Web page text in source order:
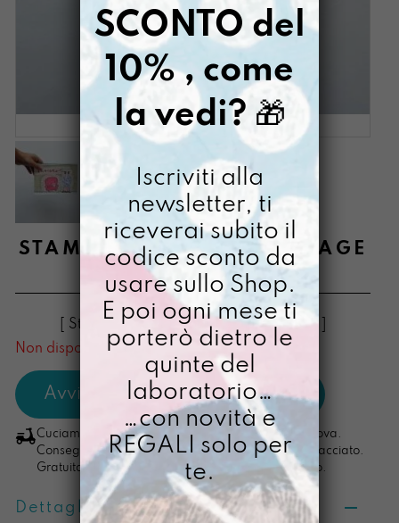
STAMPA A5 RESISTO VINTAGE
€8,00
[ Stampa Illustrata ] [ Stampa Illustrata ]
Non disponibile al momento
Cuciamo ogni ordine nel nostro laboratorio di Padova.
Consegna in 4/5 giorni lavorativi, pacco sempre tracciato.
Gratuita per ordini di importo superiore ai 100 euro.
Dettagli prodotto
SCONTO del
10% , come
la vedi? 🎁
Iscriviti alla
newsletter, ti
riceverai subito il
codice sconto da
usare sullo Shop.
E poi ogni mese ti
porterò dietro le
quinte del
laboratorio…
…con novità e
REGALI solo per
te.